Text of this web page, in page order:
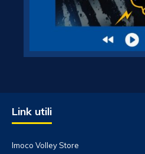
Link utili
Imoco Volley Store